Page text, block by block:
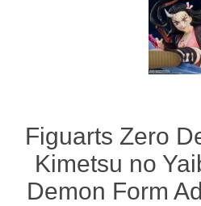
Figuarts Zero
Kimetsu no
Demon Form